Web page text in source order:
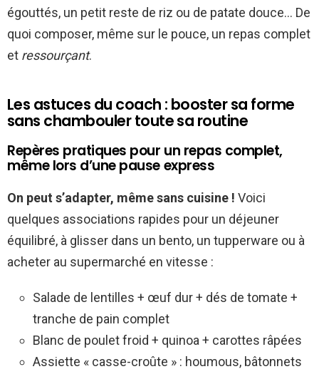
égouttés, un petit reste de riz ou de patate douce… De
quoi composer, même sur le pouce, un repas complet
et ressourçant.
Les astuces du coach : booster sa forme
sans chambouler toute sa routine
Repères pratiques pour un repas complet,
même lors d’une pause express
On peut s’adapter, même sans cuisine ! Voici
quelques associations rapides pour un déjeuner
équilibré, à glisser dans un bento, un tupperware ou à
acheter au supermarché en vitesse :
Salade de lentilles + œuf dur + dés de tomate +
tranche de pain complet
Blanc de poulet froid + quinoa + carottes râpées
Assiette « casse-croûte » : houmous, bâtonnets